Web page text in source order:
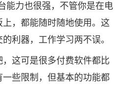
能力也很强，不管你是在电
，都能随时随地使用。这
利器，工作学习两不误。
这可是很多付费软件都比
些限制，但基本的功能都